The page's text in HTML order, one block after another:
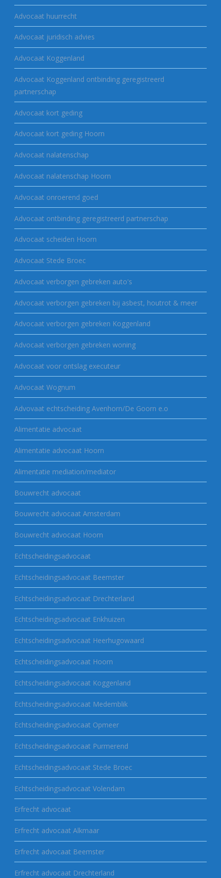
Advocaat huurrecht
Advocaat juridisch advies
Advocaat Koggenland
Advocaat Koggenland ontbinding geregistreerd
partnerschap
Advocaat kort geding
Advocaat kort geding Hoorn
Advocaat nalatenschap
Advocaat nalatenschap Hoorn
Advocaat onroerend goed
Advocaat ontbinding geregistreerd partnerschap
Advocaat scheiden Hoorn
Advocaat Stede Broec
Advocaat verborgen gebreken auto's
Advocaat verborgen gebreken bij asbest, houtrot & meer
Advocaat verborgen gebreken Koggenland
Advocaat verborgen gebreken woning
Advocaat voor ontslag executeur
Advocaat Wognum
Advovaat echtscheiding Avenhorn/De Goorn e.o
Alimentatie advocaat
Alimentatie advocaat Hoorn
Alimentatie mediation/mediator
Bouwrecht advocaat
Bouwrecht advocaat Amsterdam
Bouwrecht advocaat Hoorn
Echtscheidingsadvocaat
Echtscheidingsadvocaat Beemster
Echtscheidingsadvocaat Drechterland
Echtscheidingsadvocaat Enkhuizen
Echtscheidingsadvocaat Heerhugowaard
Echtscheidingsadvocaat Hoorn
Echtscheidingsadvocaat Koggenland
Echtscheidingsadvocaat Medemblik
Echtscheidingsadvocaat Opmeer
Echtscheidingsadvocaat Purmerend
Echtscheidingsadvocaat Stede Broec
Echtscheidingsadvocaat Volendam
Erfrecht advocaat
Erfrecht advocaat Alkmaar
Erfrecht advocaat Beemster
Erfrecht advocaat Drechterland